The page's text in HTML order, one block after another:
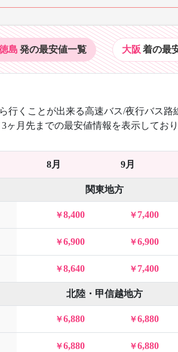
島 発の最安値一覧 大阪 着の最
行くことが出来る高速バス/夜行バス路
3ヶ月先までの最安値情報を表示しており
8月 9月
関東地方
8,400 7,400
6,900 6,900
8,640 7,400
北陸・甲信越地方
6,880 6,880
6,880 6,880